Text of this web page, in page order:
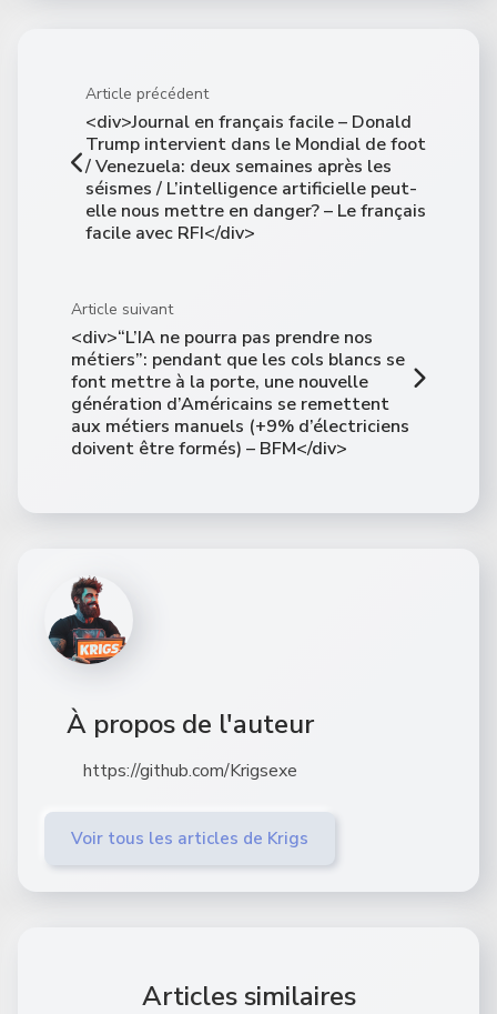
Article précédent
<div>Journal en français facile – Donald
Trump intervient dans le Mondial de foot
/ Venezuela: deux semaines après les
séismes / L’intelligence artificielle peut-
elle nous mettre en danger? – Le français
facile avec RFI</div>
Article suivant
<div>“L’IA ne pourra pas prendre nos
métiers”: pendant que les cols blancs se
font mettre à la porte, une nouvelle
génération d’Américains se remettent
aux métiers manuels (+9% d’électriciens
doivent être formés) – BFM</div>
À propos de l'auteur
https://github.com/Krigsexe
Voir tous les articles de Krigs
Articles similaires